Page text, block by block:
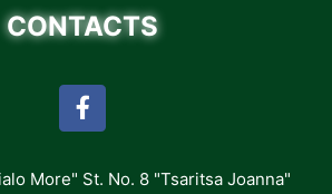
CONTACTS
More" St. No. 8 "Tsaritsa Joanna"